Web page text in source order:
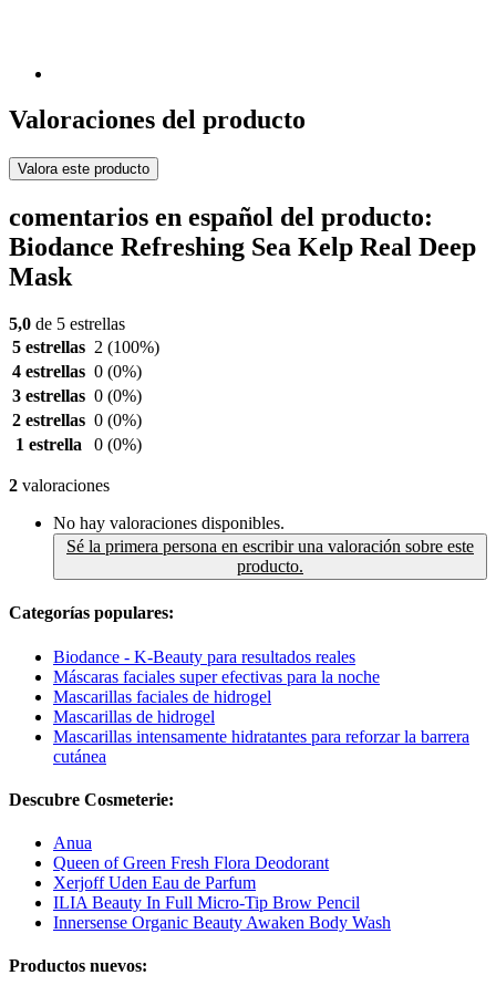
Valoraciones del producto
Valora este producto
comentarios en español del producto:
Biodance Refreshing Sea Kelp Real Deep
Mask
5,0 de 5 estrellas
5 estrellas 2 (100%)
4 estrellas 0 (0%)
3 estrellas 0 (0%)
2 estrellas 0 (0%)
1 estrella
0 (0%)
2 valoraciones
No hay valoraciones disponibles.
Sé la primera persona en escribir una valoración sobre este
producto.
Categorías populares:
Biodance - K-Beauty para resultados reales
Máscaras faciales super efectivas para la noche
Mascarillas faciales de hidrogel
Mascarillas de hidrogel
Mascarillas intensamente hidratantes para reforzar la barrera
cutánea
Descubre Cosmeterie:
Anua
Queen of Green Fresh Flora Deodorant
Xerjoff Uden Eau de Parfum
ILIA Beauty In Full Micro-Tip Brow Pencil
Innersense Organic Beauty Awaken Body Wash
Productos nuevos: